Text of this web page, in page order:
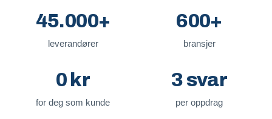
45.000+
leverandører
600+
bransjer
0 kr
for deg som kunde
3 svar
per oppdrag